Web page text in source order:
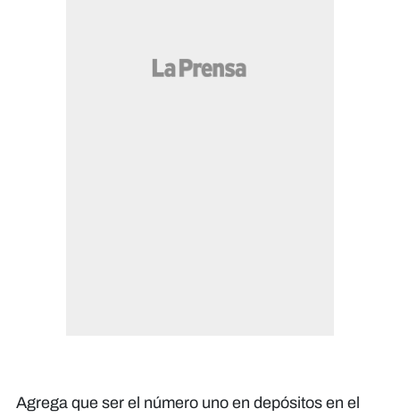
Agrega que ser el número uno en depósitos en el